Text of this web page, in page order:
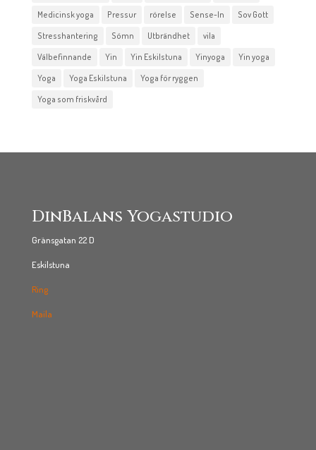
Medicinsk yoga
Pressur rörelse Sense-In
Sov Gott
Stresshantering
Sömn Utbrändhet
vila
Välbefinnande
Yin Yin Eskilstuna Yinyoga
Yin yoga
Yoga
Yoga Eskilstuna
Yoga för ryggen
Yoga som friskvård
DinBalans Yogastudio
Gränsgatan 22 D
Eskilstuna
Ring
Maila